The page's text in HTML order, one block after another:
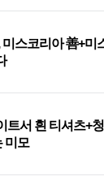
미스코리아 善+미
트서 흰 티셔츠+
미모